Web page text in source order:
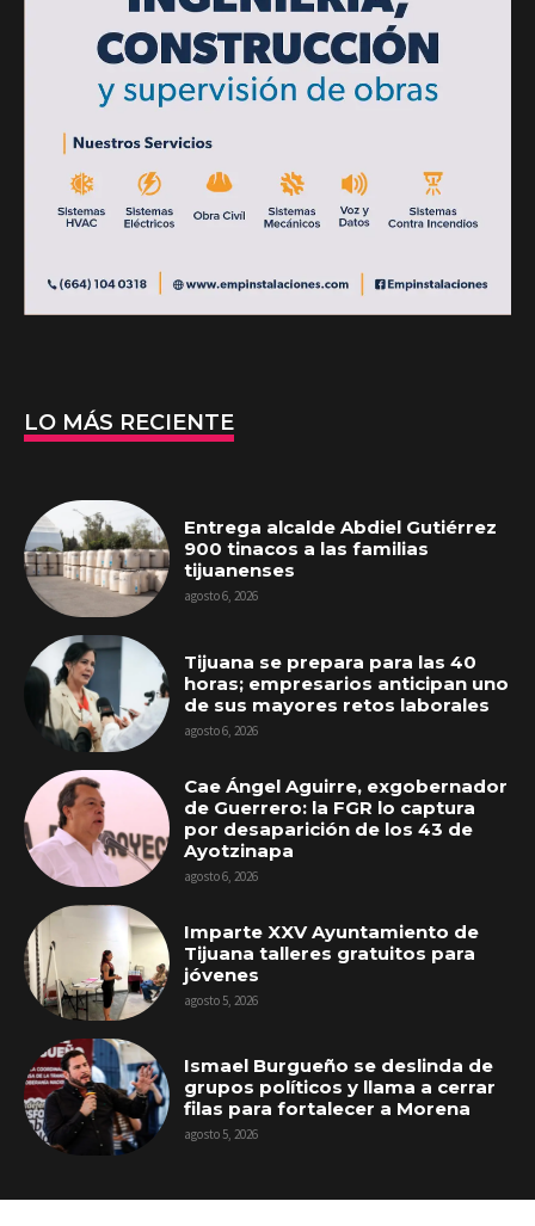
LO MÁS RECIENTE
Entrega alcalde Abdiel Gutiérrez
900 tinacos a las familias
tijuanenses
agosto 6, 2026
Tijuana se prepara para las 40
horas; empresarios anticipan uno
de sus mayores retos laborales
agosto 6, 2026
Cae Ángel Aguirre, exgobernador
de Guerrero: la FGR lo captura
por desaparición de los 43 de
Ayotzinapa
agosto 6, 2026
Imparte XXV Ayuntamiento de
Tijuana talleres gratuitos para
jóvenes
agosto 5, 2026
Ismael Burgueño se deslinda de
grupos políticos y llama a cerrar
filas para fortalecer a Morena
agosto 5, 2026